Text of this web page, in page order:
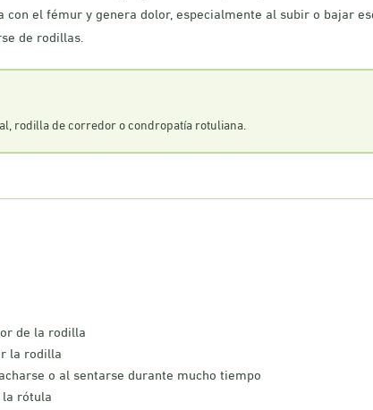
con el fémur y genera dolor, especialmente al subir o bajar
de rodillas.
rodilla de corredor o condropatía rotuliana.
de la rodilla
la rodilla
o al sentarse durante mucho tiempo
rótula